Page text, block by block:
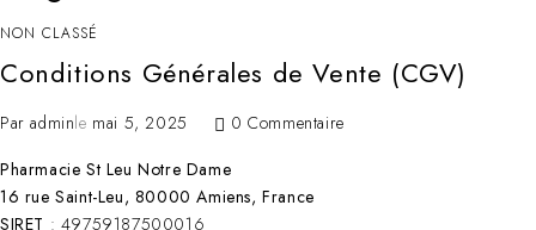
NON CLASSÉ
Conditions Générales de Vente (CGV)
Par adminle mai 5, 2025
0 Commentaire
Pharmacie St Leu Notre Dame
16 rue Saint-Leu, 80000 Amiens, France
SIRET : 49759187500016